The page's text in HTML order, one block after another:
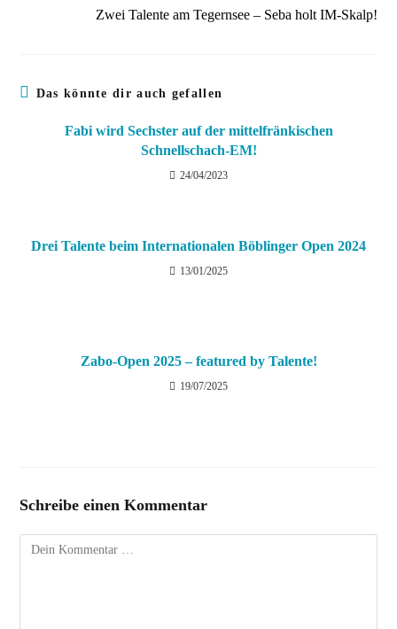
Zwei Talente am Tegernsee – Seba holt IM-Skalp!
Das könnte dir auch gefallen
Fabi wird Sechster auf der mittelfränkischen
Schnellschach-EM!
24/04/2023
Drei Talente beim Internationalen Böblinger Open 2024
13/01/2025
Zabo-Open 2025 – featured by Talente!
19/07/2025
Schreibe einen Kommentar
Kommentar